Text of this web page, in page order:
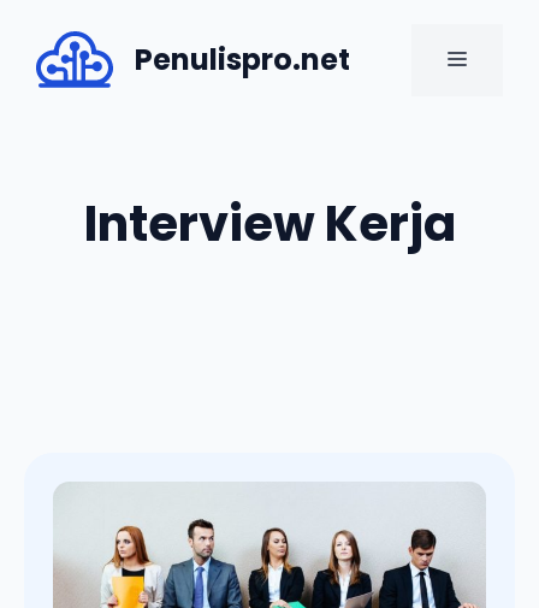
content
Penulispro.net MENU
Interview Kerja